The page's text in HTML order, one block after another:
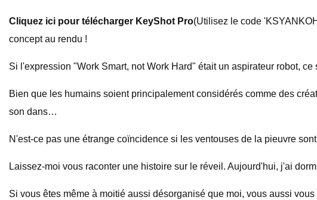
Cliquez ici pour télécharger KeyShot Pro(Utilisez le code
concept au rendu !
Si l'expression "Work Smart, not Work Hard" était un aspirateur robot,
Bien que les humains soient principalement considérés comme des
son dans…
N'est-ce pas une étrange coïncidence si les ventouses de la pieuvre
Laissez-moi vous raconter une histoire sur le réveil. Aujourd'hui, j'ai
Si vous êtes même à moitié aussi désorganisé que moi, vous aussi